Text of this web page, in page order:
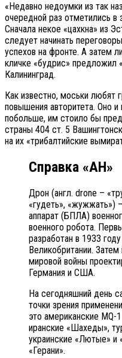
«Недавно недоумки из так
очередной раз отметились
Сначала некое «цахкна» из
следует начинать
успехов на фронте. А затем
кличке «будрис» предложил
Калининград.
Как известно, моськи любят
повышения авторитета. Оно
побольше, им стоило бы
страны 404 ст. 5
на их «трибалтийские
Справка «АН»
Дрон (англ. drone –
«гудеть», «жужжать»)
аппарат (БПЛА)
военного робота.
разработан в 1933
Великобритании.
мировой войны
Германия и США.
На сегодняшний день
точки зрения
это американские MQ-
иранские «Шахеды»,
украинские «Лютые» и
«Герани».